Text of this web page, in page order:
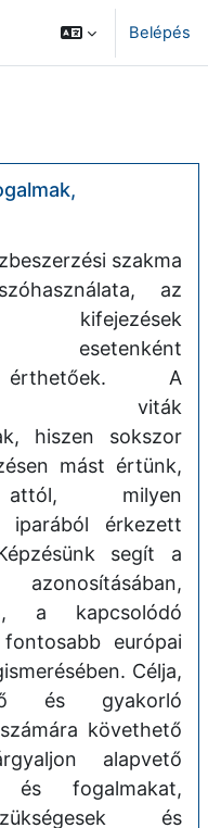
Belépés
szakma
az
kifejezések
esetenként
A
viták
hiszen sokszor
mást értünk,
milyen
iparából érkezett
segít a
a kapcsolódó
európai
Célja,
és gyakorló
követhető
alapvető
és fogalmakat,
és